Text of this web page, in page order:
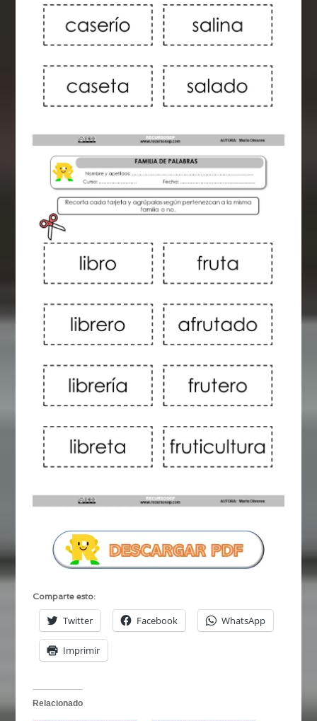
Comparte esto:
Twitter Facebook WhatsApp
Imprimir
Relacionado